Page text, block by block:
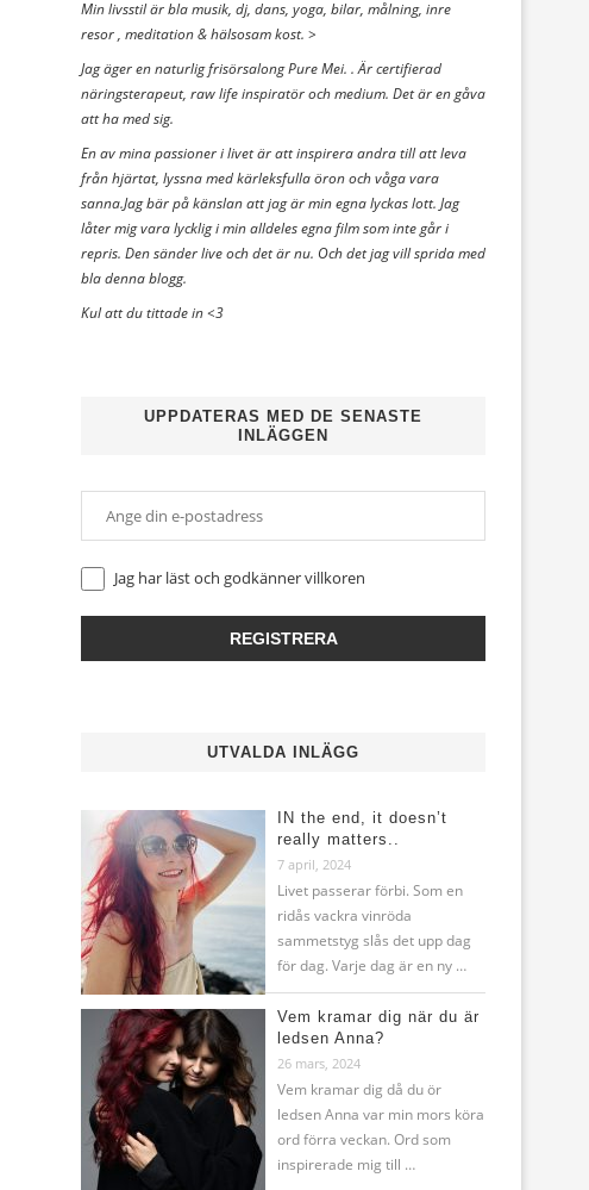
Min livsstil är bla musik, dj, dans, yoga, bilar, målning, inre
resor , meditation & hälsosam kost. >
Jag äger en naturlig frisörsalong Pure Mei. . Är certifierad
näringsterapeut, raw life inspiratör och medium. Det är en gåva
att ha med sig.
En av mina passioner i livet är att inspirera andra till att leva
från hjärtat, lyssna med kärleksfulla öron och våga vara
sanna.Jag bär på känslan att jag är min egna lyckas lott. Jag
låter mig vara lycklig i min alldeles egna film som inte går i
repris. Den sänder live och det är nu. Och det jag vill sprida med
bla denna blogg.
Kul att du tittade in <3
UPPDATERAS MED DE SENASTE
INLÄGGEN
Jag har läst och godkännervillkoren
UTVALDA INLÄGG
IN the end, it doesn’t
really matters..
7 april, 2024
Livet passerar förbi. Som en
ridås vackra vinröda
sammetstyg slås det upp dag
för dag. Varje dag är en ny …
Vem kramar dig när du är
ledsen Anna?
26 mars, 2024
Vem kramar dig då du ör
ledsen Anna var min mors köra
ord förra veckan. Ord som
inspirerade mig till …